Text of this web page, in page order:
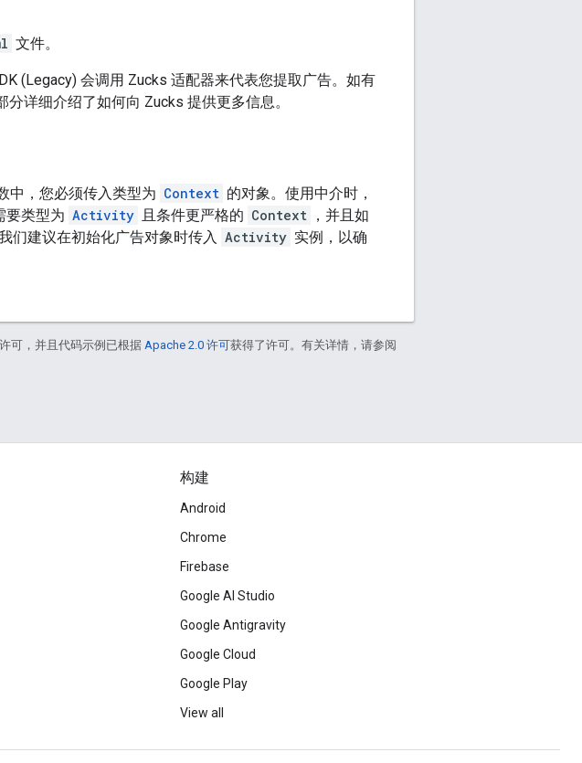
文件。
(Legacy) 会调用 Zucks 适配器来代表您提取广告。如有
详细介绍了如何向 Zucks 提供更多信息。
中，您必须传入类型为 Context 的对象。使用中介时，
要类型为 Activity 且条件更严格的 Context ，并且如
们建议在初始化广告对象时传入 Activity 实例，以确
可，并且代码示例已根据 Apache 2.0 许可获得了许可。有关详情，请参阅
构建
Android
Chrome
Firebase
Google AI Studio
Google Antigravity
Google Cloud
Google Play
View all